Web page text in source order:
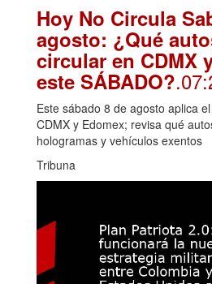
Hoy No Circula
agosto: ¿Qué
circular en CDMX
este SÁBADO?
Este sábado 8 de agosto aplica
CDMX y Edomex; revisa qué
hologramas y vehículos exentos
Tribuna